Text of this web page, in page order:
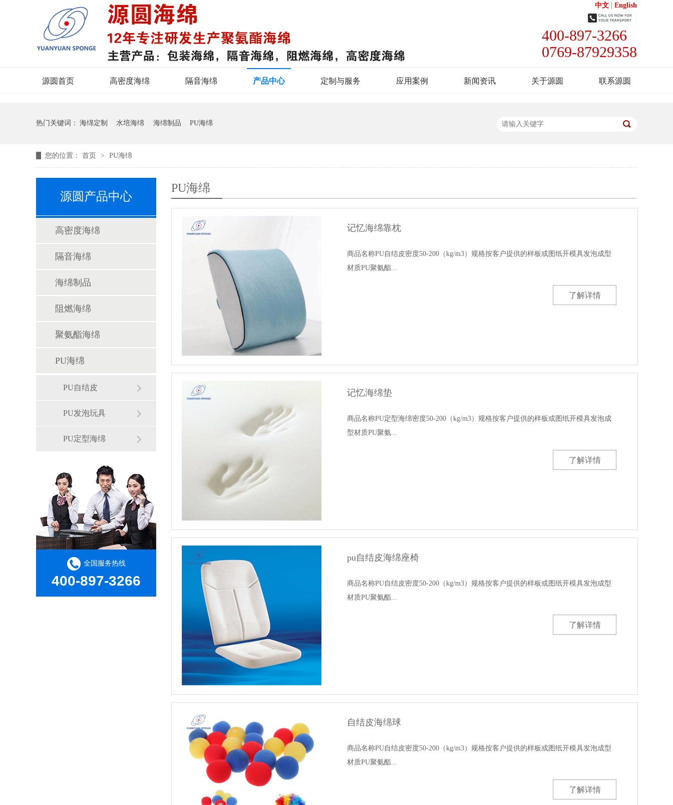
中文 English
400-897-3266
0769-87929358
源圆首页 高密度海绵 隔音海绵 产品中心 定制与服务 应用案例 新闻资讯 关于源圆 联系源圆
热门关键词： 海绵定制 水培海绵 海绵制品 PU海绵
您的位置： 首页 > PU海绵
源圆产品中心
高密度海绵
隔音海绵
海绵制品
阻燃海绵
聚氨酯海绵
PU海绵
PU自结皮
PU发泡玩具
PU定型海绵
全国服务热线
400-897-3266
PU海绵
记忆海绵靠枕
商品名称PU自结皮密度50-200（kg/m3）规格按客户提供的样板或图纸开模具发泡成型
材质PU聚氨酯...
了解详情
记忆海绵垫
商品名称PU定型海绵密度50-200（kg/m3）规格按客户提供的样板或图纸开模具发泡成
型材质PU聚氨...
了解详情
pu自结皮海绵座椅
商品名称PU自结皮密度50-200（kg/m3）规格按客户提供的样板或图纸开模具发泡成型
材质PU聚氨酯...
了解详情
自结皮海绵球
商品名称PU自结皮密度50-200（kg/m3）规格按客户提供的样板或图纸开模具发泡成型
材质PU聚氨酯...
了解详情